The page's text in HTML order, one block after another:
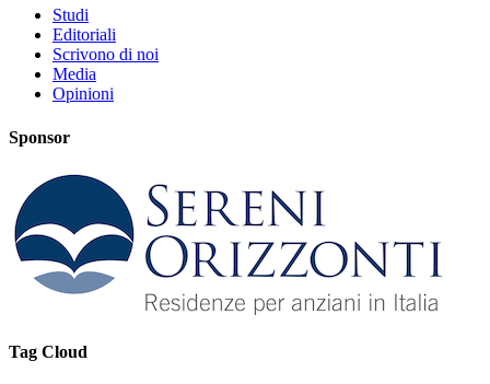
Studi
Editoriali
Scrivono di noi
Media
Opinioni
Sponsor
Tag Cloud